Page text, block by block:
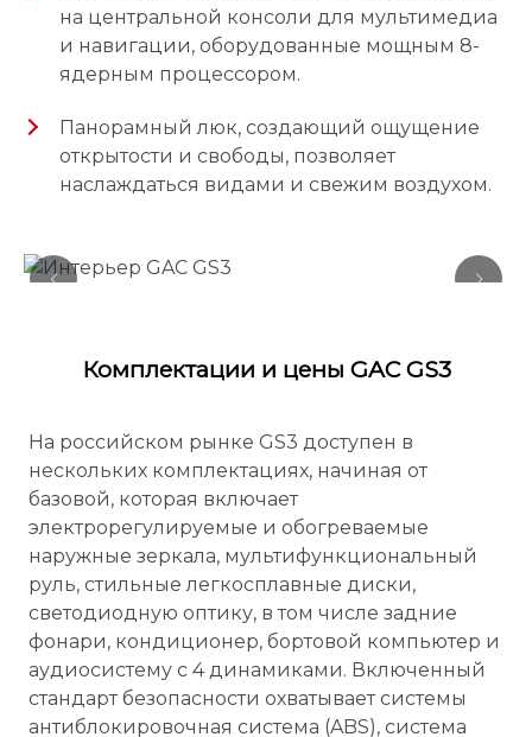
на центральной консоли для мультимедиа
и навигации, оборудованные мощным 8-
ядерным процессором.
Панорамный люк, создающий ощущение
открытости и свободы, позволяет
наслаждаться видами и свежим воздухом.
Комплектации и цены GAC GS3
На российском рынке GS3 доступен в
нескольких комплектациях, начиная от
базовой, которая включает
электрорегулируемые и обогреваемые
наружные зеркала, мультифункциональный
руль, стильные легкосплавные диски,
светодиодную оптику, в том числе задние
фонари, кондиционер, бортовой компьютер и
аудиосистему с 4 динамиками. Включенный
стандарт безопасности охватывает системы
антиблокировочная система (ABS), система